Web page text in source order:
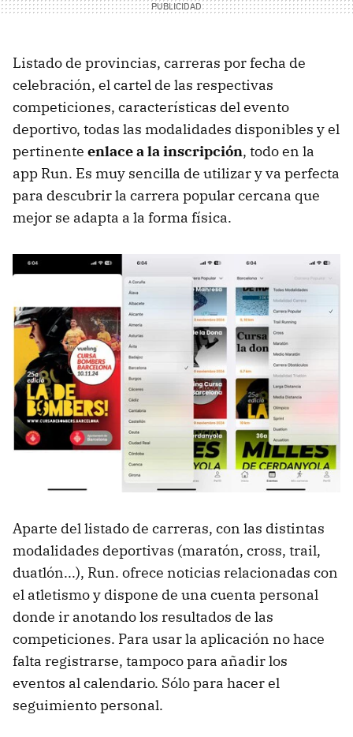
Listado de provincias, carreras por fecha de
celebración, el cartel de las respectivas
competiciones, características del evento
deportivo, todas las modalidades disponibles y el
pertinente enlace a la inscripción, todo en la
app Run. Es muy sencilla de utilizar y va perfecta
para descubrir la carrera popular cercana que
mejor se adapta a la forma física.
Aparte del listado de carreras, con las distintas
modalidades deportivas (maratón, cross, trail,
duatlón...), Run. ofrece noticias relacionadas con
el atletismo y dispone de una cuenta personal
donde ir anotando los resultados de las
competiciones. Para usar la aplicación no hace
falta registrarse, tampoco para añadir los
eventos al calendario. Sólo para hacer el
seguimiento personal.